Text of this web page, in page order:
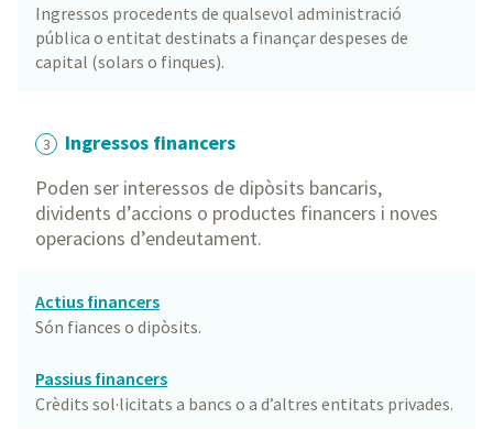
Ingressos procedents de qualsevol administració
pública o entitat destinats a finançar despeses de
capital (solars o finques).
3
Ingressos financers
Poden ser interessos de dipòsits bancaris,
dividents d’accions o productes financers i noves
operacions d’endeutament.
Actius financers
Són fiances o dipòsits.
Passius financers
Crèdits sol·licitats a bancs o a d’altres entitats privades.